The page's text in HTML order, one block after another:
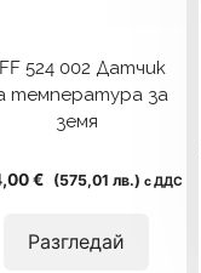
524 002 Датчик
температура за
земя
€ (575,01 лв.) с ДДС
Разгледай